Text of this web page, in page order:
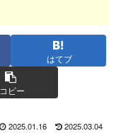
はてブ
コピー
2025.01.16 2025.03.04